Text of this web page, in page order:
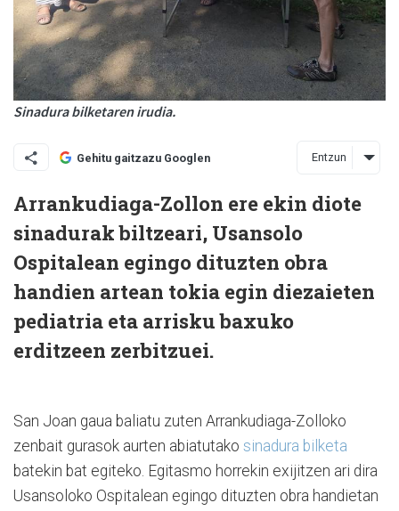
Sinadura bilketaren irudia.
Gehitu gaitzazu Googlen Entzun
Arrankudiaga-Zollon ere ekin diote
sinadurak biltzeari, Usansolo
Ospitalean egingo dituzten obra
handien artean tokia egin diezaieten
pediatria eta arrisku baxuko
erditzeen zerbitzuei.
San Joan gaua baliatu zuten Arrankudiaga-Zolloko
zenbait gurasok aurten abiatutako sinadura bilketa
batekin bat egiteko. Egitasmo horrekin exijitzen ari dira
Usansoloko Ospitalean egingo dituzten obra handietan